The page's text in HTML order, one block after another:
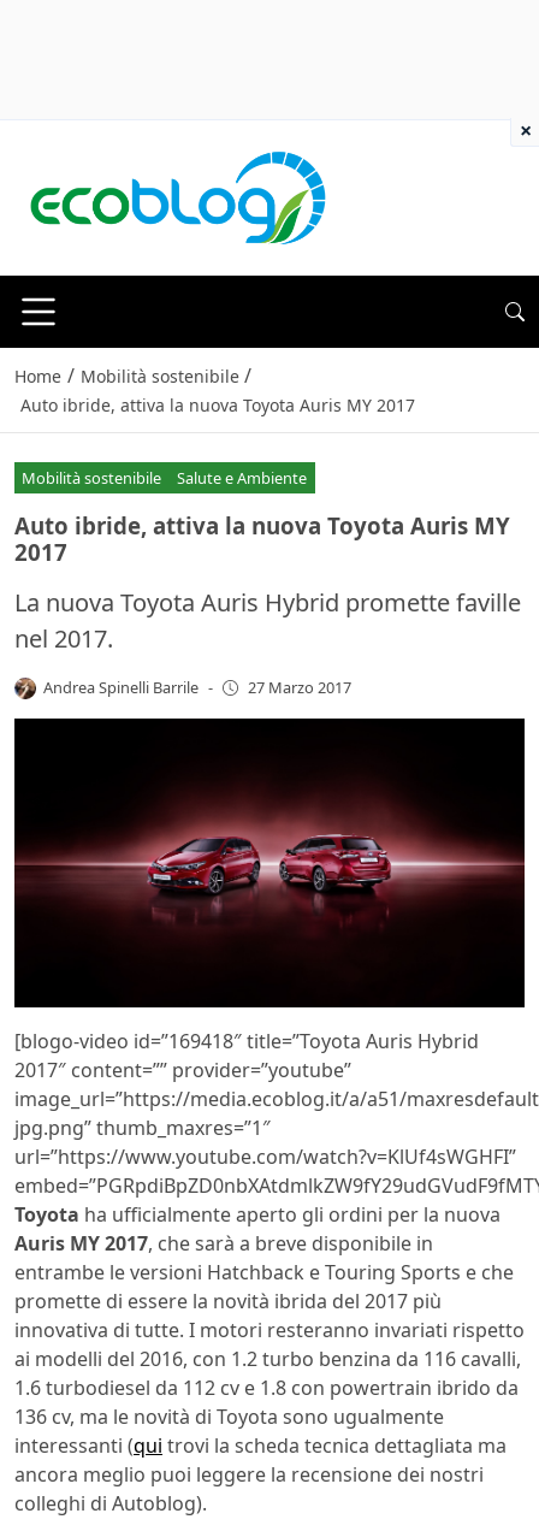
Home / Mobilità sostenibile /
Auto ibride, attiva la nuova Toyota Auris MY 2017
Mobilità sostenibile Salute e Ambiente
Auto ibride, attiva la nuova Toyota Auris MY
2017
La nuova Toyota Auris Hybrid promette faville
nel 2017.
Andrea Spinelli Barrile - 27 Marzo 2017
[blogo-video id=”169418″ title=”Toyota Auris Hybrid
2017″ content=”” provider=”youtube”
image_url=”https://media.ecoblog.it/a/a51/
jpg.png” thumb_maxres=”1″
url=”https://www.youtube.com/watch?v=KlUf4sWGHFI”
Toyota ha ufficialmente aperto gli ordini per la nuova
Auris MY 2017, che sarà a breve disponibile in
entrambe le versioni Hatchback e Touring Sports e che
promette di essere la novità ibrida del 2017 più
innovativa di tutte. I motori resteranno invariati rispetto
ai modelli del 2016, con 1.2 turbo benzina da 116 cavalli,
1.6 turbodiesel da 112 cv e 1.8 con powertrain ibrido da
136 cv, ma le novità di Toyota sono ugualmente
interessanti (qui trovi la scheda tecnica dettagliata ma
ancora meglio puoi leggere la recensione dei nostri
colleghi di Autoblog).
×